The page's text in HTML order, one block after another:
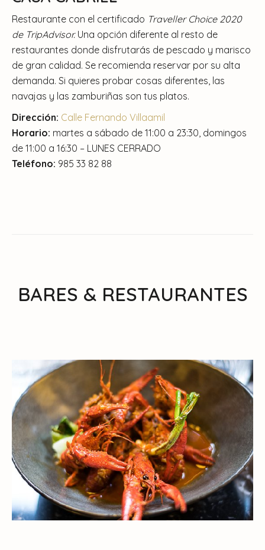
Restaurante con el certificado Traveller Choice 2020
de TripAdvisor. Una opción diferente al resto de
restaurantes donde disfrutarás de pescado y marisco
de gran calidad. Se recomienda reservar por su alta
demanda. Si quieres probar cosas diferentes, las
navajas y las zamburiñas son tus platos.
Dirección: Calle Fernando Villaamil
Horario: martes a sábado de 11:00 a 23:30, domingos
de 11:00 a 16:30 – LUNES CERRADO
Teléfono: 985 33 82 88
BARES & RESTAURANTES